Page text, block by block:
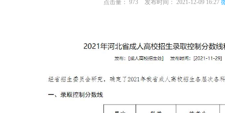
点击量： 973 发布时间： 2021-12-09 16:27